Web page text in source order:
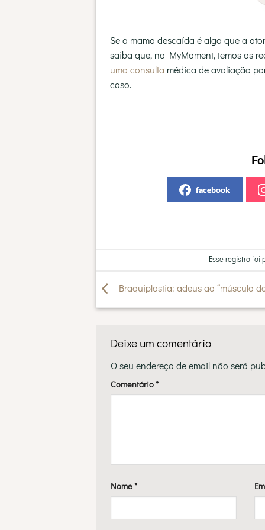
Se a mama descaída é algo que a
saiba que, na MyMoment, temos os
uma consulta médica de avaliação
caso.
facebook
Esse registro foi
Braquiplastia: adeus ao “músculo
Deixe um comentário
O seu endereço de email não será
Comentário*
Nome*